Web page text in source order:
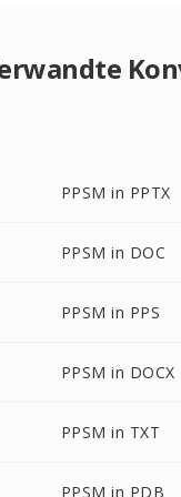
PPSM in PPTX
PPSM in DOC
PPSM in PPS
PPSM in DOCX
PPSM in TXT
PPSM in PDB